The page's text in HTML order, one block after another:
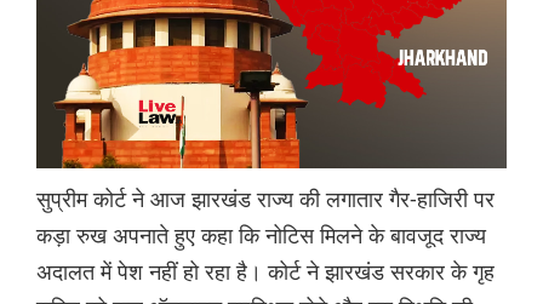
सुप्रीम कोर्ट ने आज झारखंड राज्य की लगातार गैर-हाजिरी पर
कड़ा रुख अपनाते हुए कहा कि नोटिस मिलने के बावजूद राज्य
अदालत में पेश नहीं हो रहा है। कोर्ट ने झारखंड सरकार के गृह